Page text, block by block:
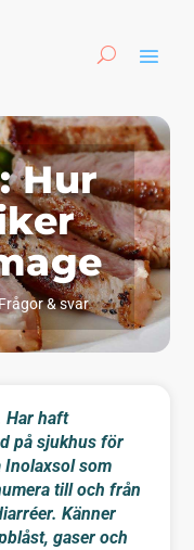
Hur
Frågor & svar
Har haft
på sjukhus för
Inolaxsol som
till och från
Känner
gaser och